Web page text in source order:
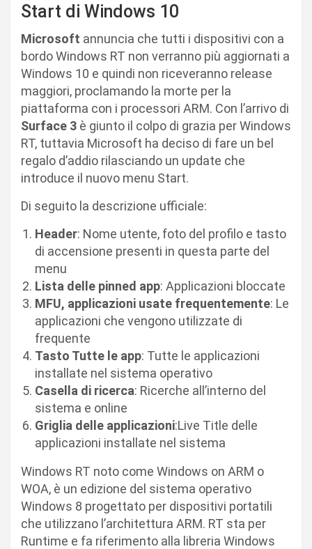
Start di Windows 10
Microsoft annuncia che tutti i dispositivi con a
bordo Windows RT non verranno più aggiornati a
Windows 10 e quindi non riceveranno release
maggiori, proclamando la morte per la
piattaforma con i processori ARM. Con l’arrivo di
Surface 3 è giunto il colpo di grazia per Windows
RT, tuttavia Microsoft ha deciso di fare un bel
regalo d’addio rilasciando un update che
introduce il nuovo menu Start.
Di seguito la descrizione ufficiale:
Header: Nome utente, foto del profilo e tasto
di accensione presenti in questa parte del
menu
Lista delle pinned app: Applicazioni bloccate
MFU, applicazioni usate frequentemente: Le
applicazioni che vengono utilizzate di
frequente
Tasto Tutte le app: Tutte le applicazioni
installate nel sistema operativo
Casella di ricerca: Ricerche all’interno del
sistema e online
Griglia delle applicazioni:Live Title delle
applicazioni installate nel sistema
Windows RT noto come Windows on ARM o
WOA, è un edizione del sistema operativo
Windows 8 progettato per dispositivi portatili
che utilizzano l’architettura ARM. RT sta per
Runtime e fa riferimento alla libreria Windows